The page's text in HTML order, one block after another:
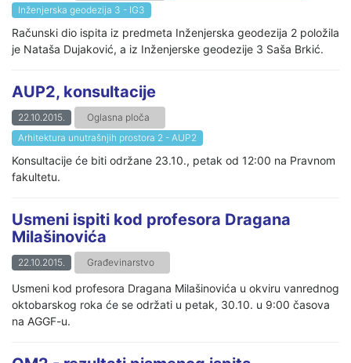
Inženjerska geodezija 3 - IG3
Računski dio ispita iz predmeta Inženjerska geodezija 2 položila
je Nataša Dujaković, a iz Inženjerske geodezije 3 Saša Brkić.
AUP2, konsultacije
22.10.2015.
Oglasna ploča
Arhitektura unutrašnjih prostora 2 - AUP2
Konsultacije će biti održane 23.10., petak od 12:00 na Pravnom
fakultetu.
Usmeni ispiti kod profesora Dragana
Milašinovića
22.10.2015. Građevinarstvo
Usmeni kod profesora Dragana Milašinovića u okviru vanrednog
oktobarskog roka će se održati u petak, 30.10. u 9:00 časova
na AGGF-u.